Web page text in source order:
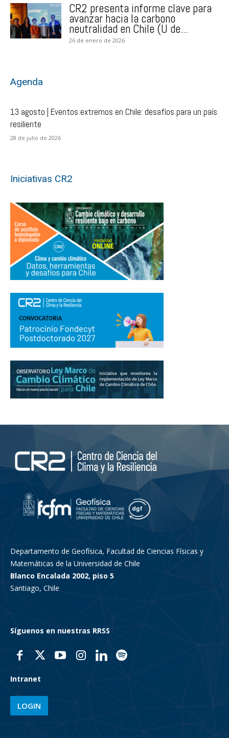
CR2 presenta informe clave para
avanzar hacia la carbono
neutralidad en Chile (U de...
26 de enero de 2026
Agenda
13 agosto | Eventos extremos en Chile: desafíos para un país
resiliente
28 de julio de 2026
Iniciativas CR2
Departamento de Geofísica, Facultad de Ciencias Físicas y
Matemáticas de la Universidad de Chile
Blanco Encalada 2002, piso 5
Santiago, Chile
Síguenos en nuestras RRSS
Intranet
LOGIN